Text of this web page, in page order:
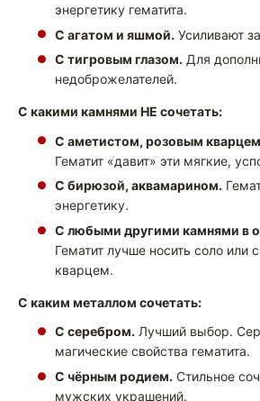
энергетику гематита.
С агатом и яшмой. Усиливают
С тигровым глазом. Для
недоброжелателей.
С какими камнями НЕ сочетать:
С аметистом, розовым
Гематит «давит» эти мягкие,
С бирюзой, аквамарином.
энергетику.
С любыми другими камнями в
Гематит лучше носить соло или
кварцем.
С каким металлом сочетать:
С серебром. Лучший выбор.
магические свойства гематита.
С чёрным родием. Стильное
мужских украшений.